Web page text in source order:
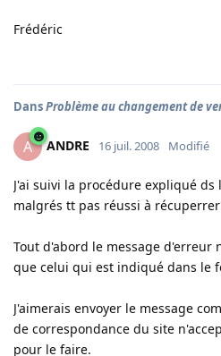
Frédéric
DansProblème au changement de
A ANDRE 16 juil. 2008 Modifié
J'ai suivi la procédure expliqué
malgrés tt pas réussi à
Tout d'abord le message d'erreur
que celui qui est indiqué dans le
J'aimerais envoyer le message
de correspondance du site
pour le faire.